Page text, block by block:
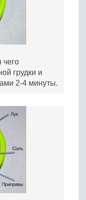
грудки и
2-4 минуты.